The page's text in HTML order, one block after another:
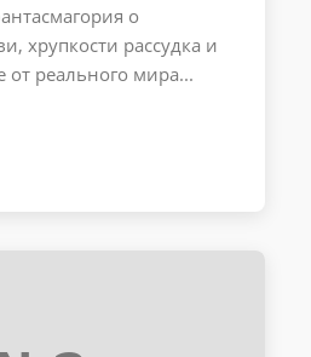
о
хрупкости рассудка и
от реального мира...